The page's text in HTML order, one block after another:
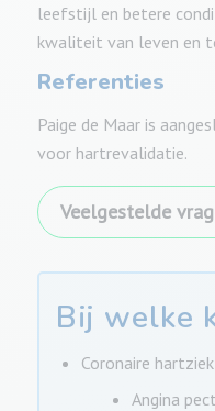
leefstijl en betere
kwaliteit van leven en
Referenties
Paige de Maar is
voor hartrevalidatie.
Veelgestelde
Bij welke
Coronaire
Angina